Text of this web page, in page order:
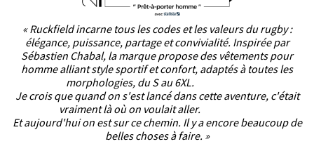
« Ruckfield incarne tous les codes et les valeurs du rugby :
élégance, puissance, partage et convivialité. Inspirée par
Sébastien Chabal, la marque propose des vêtements pour
homme alliant style sportif et confort, adaptés à toutes les
morphologies, du S au 6XL.
Je crois que quand on s'est lancé dans cette aventure, c'était
vraiment là où on voulait aller.
Et aujourd'hui on est sur ce chemin. Il y a encore beaucoup de
belles choses à faire. »